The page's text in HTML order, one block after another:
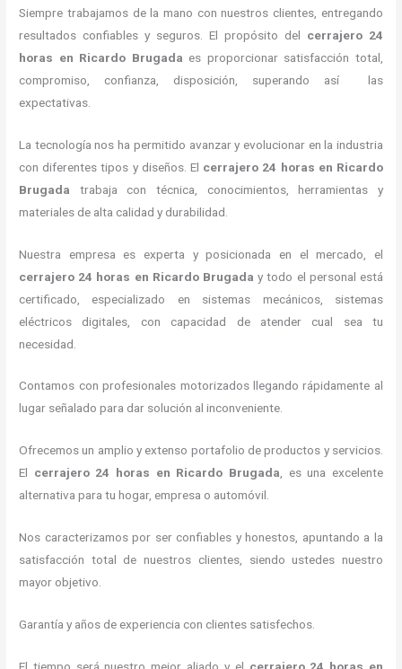
Siempre trabajamos de la mano con nuestros clientes, entregando
resultados confiables y seguros. El propósito del cerrajero 24
horas en Ricardo Brugada es proporcionar satisfacción total,
compromiso, confianza, disposición, superando así las
expectativas.
La tecnología nos ha permitido avanzar y evolucionar en la industria
con diferentes tipos y diseños. El cerrajero 24 horas en Ricardo
Brugada trabaja con técnica, conocimientos, herramientas y
materiales de alta calidad y durabilidad.
Nuestra empresa es experta y posicionada en el mercado, el
cerrajero 24 horas en Ricardo Brugada y todo el personal está
certificado, especializado en sistemas mecánicos, sistemas
eléctricos digitales, con capacidad de atender cual sea tu
necesidad.
Contamos con profesionales motorizados llegando rápidamente al
lugar señalado para dar solución al inconveniente.
Ofrecemos un amplio y extenso portafolio de productos y servicios.
El cerrajero 24 horas en Ricardo Brugada, es una excelente
alternativa para tu hogar, empresa o automóvil.
Nos caracterizamos por ser confiables y honestos, apuntando a la
satisfacción total de nuestros clientes, siendo ustedes nuestro
mayor objetivo.
Garantía y años de experiencia con clientes satisfechos.